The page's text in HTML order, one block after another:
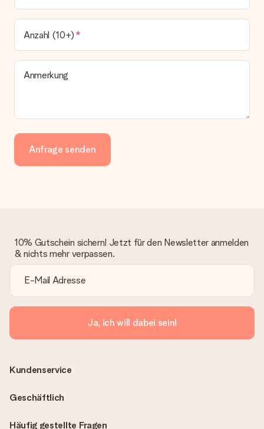
Anzahl (10+)
Anmerkung
Anfrage senden
10% Gutschein sichern! Jetzt für den Newsletter anmelden
& nichts mehr verpassen.
Ja, ich will dabei sein!
Häufig gestellte Fragen
Kundenservice
Geschäftlich